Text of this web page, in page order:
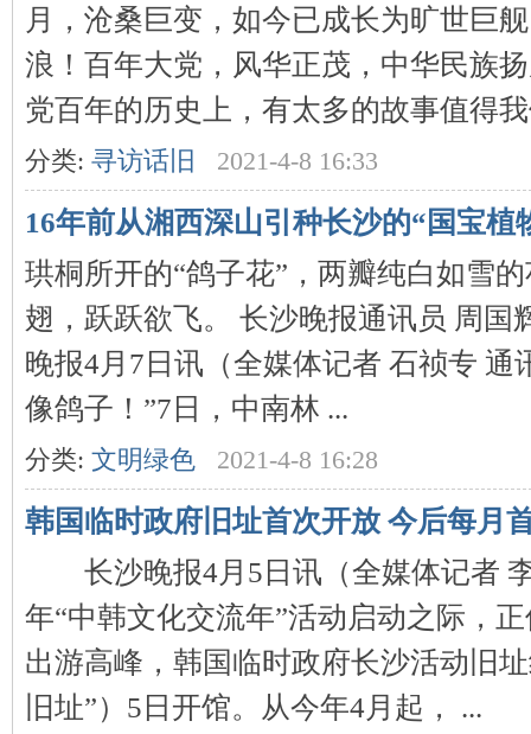
史
月，沧桑巨变，如今已成长为旷世巨
浪！百年大党，风华正茂，中华民族
党百年的历史上，有太多的故事值得
分类: 寻访话旧 2021-4-8 16:33
16年前从湘西深山引种长沙的“国宝植
珙桐所开的“鸽子花”，两瓣纯白如雪
翅，跃跃欲飞。 长沙晚报通讯员 周
晚报4月7日讯（全媒体记者 石祯专 通
像鸽子！”7日，中南林 ...
分类: 文明绿色 2021-4-8 16:28
韩国临时政府旧址首次开放 今后每月
长沙晚报4月5日讯（全媒体记者
年“中韩文化交流年”活动启动之际，
出游高峰，韩国临时政府长沙活动旧
旧址”）5日开馆。从今年4月起， ...